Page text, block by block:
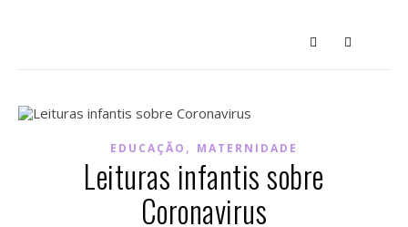
EDUCAÇÃO , MATERNIDADE
Leituras infantis sobre
Coronavirus